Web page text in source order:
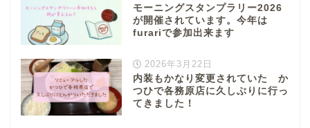
モーニングスタンプラリー2026
が開催されています。今年は
furariで参加出来ます
2026年3月22日
内装もかなり変更されていた か
つひで各務原店に久しぶりに行っ
てきました！